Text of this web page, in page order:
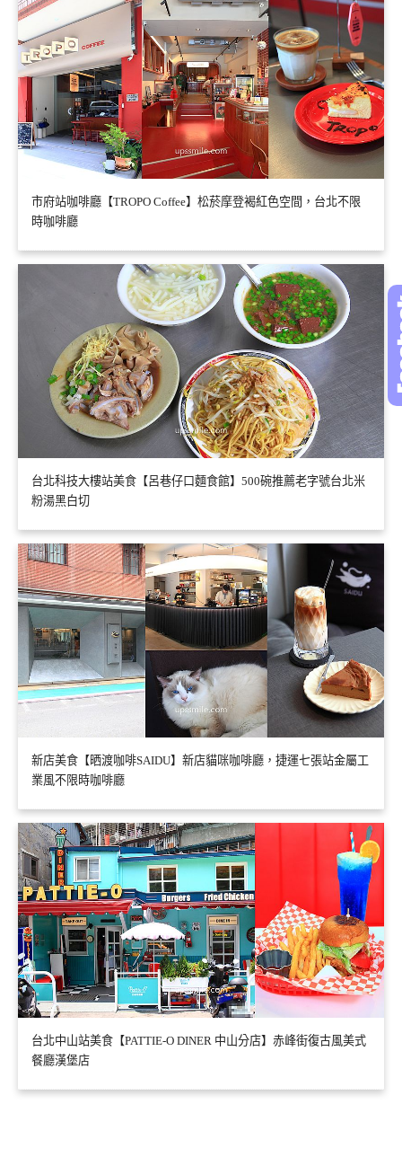
市府站咖啡廳【TROPO Coffee】松菸摩登褐紅色空間，台北不限
時咖啡廳
台北科技大樓站美食【呂巷仔口麵食館】500碗推薦老字號台北米
粉湯黑白切
新店美食【晒渡咖啡SAIDU】新店貓咪咖啡廳，捷運七張站金屬工
業風不限時咖啡廳
台北中山站美食【PATTIE-O DINER 中山分店】赤峰街復古風美式
餐廳漢堡店